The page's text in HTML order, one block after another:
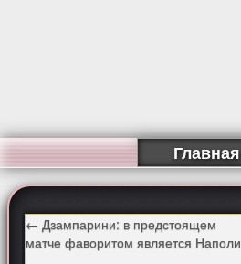
Главная
← Дзампарини: в предстоящем
матче фаворитом является Наполи